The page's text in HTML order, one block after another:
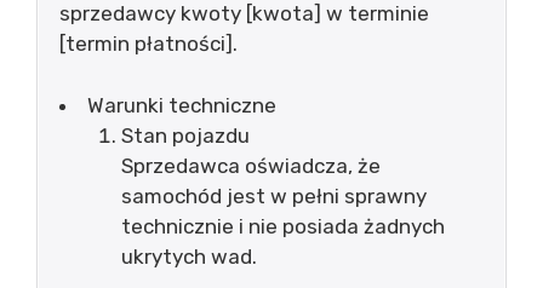
sprzedawcy kwoty [kwota] w terminie
[termin płatności].
Warunki techniczne
Stan pojazdu
Sprzedawca oświadcza, że
samochód jest w pełni sprawny
technicznie i nie posiada żadnych
ukrytych wad.